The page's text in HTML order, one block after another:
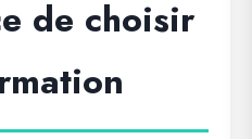
de choisir